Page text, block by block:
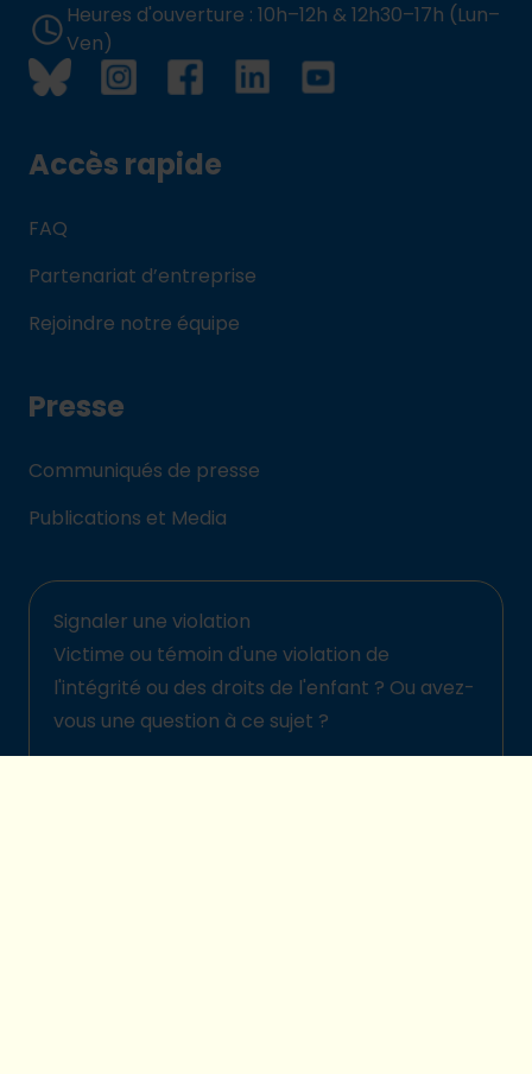
Heures d'ouverture : 10h–12h & 12h30–17h (Lun–
Ven)
Accès rapide
FAQ
Partenariat d’entreprise
Rejoindre notre équipe
Presse
Communiqués de presse
Publications et Media
Signaler une violation
Victime ou témoin d'une violation de
l'intégrité ou des droits de l'enfant ? Ou avez-
vous une question à ce sujet ?